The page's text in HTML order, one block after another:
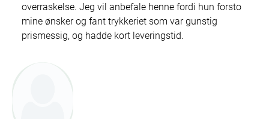
overraskelse. Jeg vil anbefale henne fordi hun forsto
mine ønsker og fant trykkeriet som var gunstig
prismessig, og hadde kort leveringstid.